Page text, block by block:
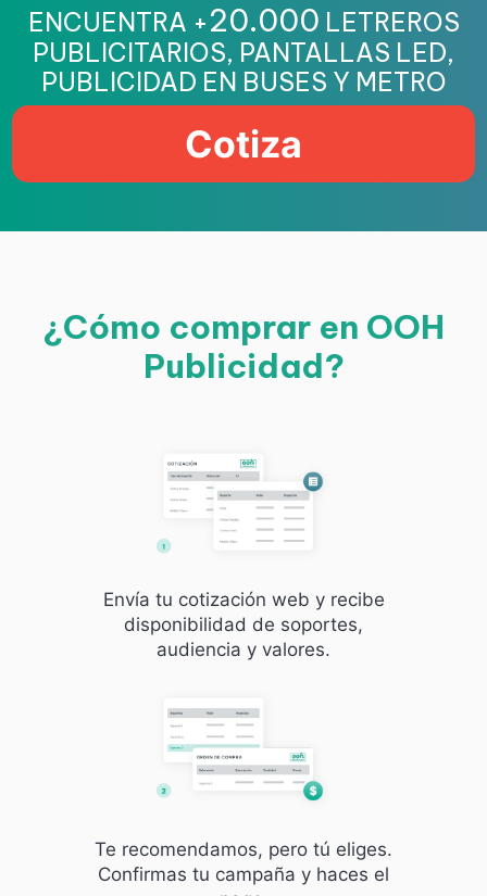
ENCUENTRA +20.000 LETREROS
PUBLICITARIOS, PANTALLAS LED,
PUBLICIDAD EN BUSES Y METRO
Cotiza
¿Cómo comprar en OOH
Publicidad?
Envía tu cotización web y recibe
disponibilidad de soportes,
audiencia y valores.
Te recomendamos, pero tú eliges.
Confirmas tu campaña y haces el